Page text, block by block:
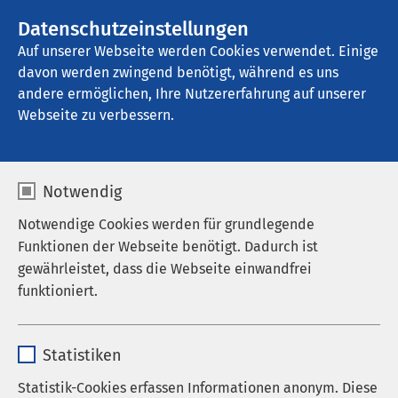
Datenschutzeinstellungen
Auf unserer Webseite werden Cookies verwendet. Einige
davon werden zwingend benötigt, während es uns
andere ermöglichen, Ihre Nutzererfahrung auf unserer
Webseite zu verbessern.
Notwendig
Notwendige Cookies werden für grundlegende
Funktionen der Webseite benötigt. Dadurch ist
gewährleistet, dass die Webseite einwandfrei
funktioniert.
Anbieter sgalinski
Statistiken
Statistik-Cookies erfassen Informationen anonym. Diese
Datum von: Datum bis: